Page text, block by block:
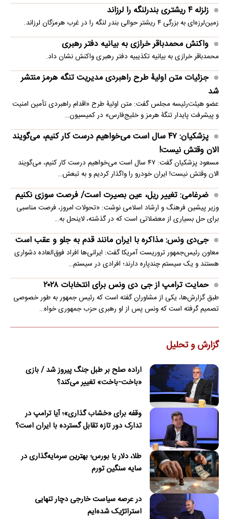
زلزله ۴ ریشتری بندرلنگه را لرزاند
زمین‌لرزه‌ای به بزرگی ۴ ریشتر حوالی بندر لنگه را در غرب هرمزگان لرزاند.
واکنش محمدباقر خرازی به بیانیه دفتر رهبری
محمدباقر خرازی به بیانیه تکذیبیه دفتر رهبری واکنش نشان داد.
جزئیات متن اولیۀ طرح راهبردی مدیریت تنگه هرمز منتشر
شد
عضو هیئت‌رئیسه مجلس گفت: متن اولیۀ طرح «اقدام راهبردی تأمین امنیت
و پیشرفت پایدار تنگۀ هرمز و خلیج‌فارس» در کمیسیون…
پزشکیان: ۴۷ سال است می‌خواهیم درست کار کنیم، می‌گویند
الان وقتش نیست!
مسعود پزشکیان گفت: ۴۷ سال است می‌خواهیم درست کار کنیم، می‌گویند
الان وقتش نیست! ایران خودرو را واگذار کردیم و به تبعش…
ضرغامی: تغییر ریل، عین بصیرت است/ فرصت سوزی نکنیم
وزیر پیشین فرهنگ و ارشاد اسلامی نوشت: «تحولات امروز، فرصت مناسبی
برای حل بسیاری از معضلاتی‌ است که در گذشته، لاینحل به…
جی‌دی ونس: مذاکره با ایران مانند قدم به جلو و عقب است
معاون رئیس‌جمهور تروریست آمریکا گفت: ایرانی‌ها افراد فوق‌العاده دشواری
هستند و یک سیستم چندپاره دارند؛ افرادی در سیستم…
حمایت ترامپ از جی دی ونس برای انتخابات ۲۰۲۸
طبق گزارش‌ها، یکی از مشاوران گفته است که رئیس جمهور به طور خصوصی
تصمیم گرفته است که ونس پس از او رهبری حزب جمهوری خواه…
گزارش و تحلیل
اراده صلح بر طبل جنگ پیروز شد / بازی
«باخت-باخت» تغییر می‌کند؟
وقفه برای «خشاب گذاری»؛ آیا ترامپ در
تدارک دور تازه تقابل گسترده با ایران است؟
طلا، دلار یا بورس؛ بهترین سرمایه‌گذاری در
سایه سنگین تورم
در عرصه سیاست خارجی دچار تنهایی
استراتژیک شده‌ایم